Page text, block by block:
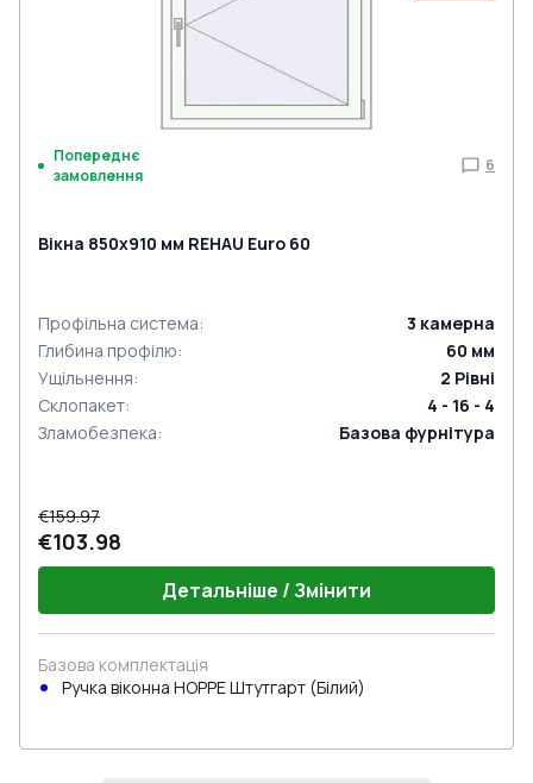
Попереднє
замовлення
6
Вікна 850x910 мм REHAU Euro 60
Профільна система: 3 камерна
Глибина профілю: 60 мм
Ущільнення: 2 Рівні
Склопакет:
4 - 16 - 4
Зламобезпека: Базова фурнітура
€159.97
€103.98
Детальніше / Змінити
Базова комплектація
Ручка віконна HOPPE Штутгарт (Білий)